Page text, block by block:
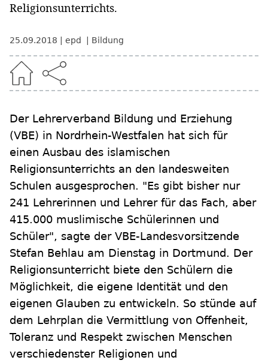
Religionsunterrichts.
25.09.2018 epd Bildung
Der Lehrerverband Bildung und Erziehung
(VBE) in Nordrhein-Westfalen hat sich für
einen Ausbau des islamischen
Religionsunterrichts an den landesweiten
Schulen ausgesprochen. "Es gibt bisher nur
241 Lehrerinnen und Lehrer für das Fach, aber
415.000 muslimische Schülerinnen und
Schüler", sagte der VBE-Landesvorsitzende
Stefan Behlau am Dienstag in Dortmund. Der
Religionsunterricht biete den Schülern die
Möglichkeit, die eigene Identität und den
eigenen Glauben zu entwickeln. So stünde auf
dem Lehrplan die Vermittlung von Offenheit,
Toleranz und Respekt zwischen Menschen
verschiedenster Religionen und